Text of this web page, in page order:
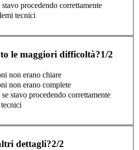
procedendo correttamente
tecnici
le maggiori difficoltà?1/2
non erano chiare
non erano complete
stavo procedendo correttamente
dettagli?2/2